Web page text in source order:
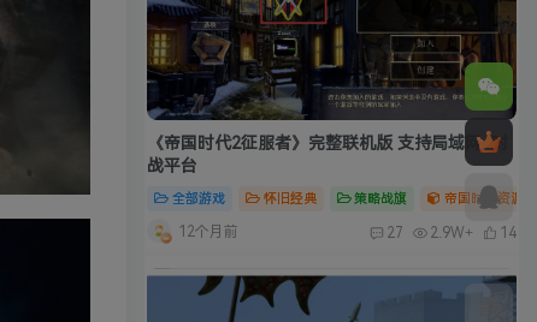
《帝国时代2征服者》完整联机版 支持局域网+对
战平台
全部游戏 怀旧经典 策略战旗 帝国时代资源
12个月前 27 2.9W+ 14